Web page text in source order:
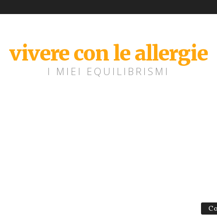
vivere con le allergie
I MIEI EQUILIBRISMI